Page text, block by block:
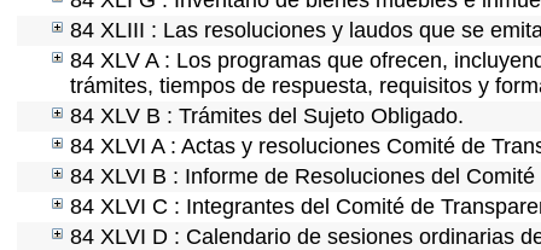
84 XLIII : Las resoluciones y laudos que se
84 XLV A : Los programas que ofrecen,
trámites, tiempos de respuesta, requisitos y
84 XLV B : Trámites del Sujeto Obligado.
84 XLVI A : Actas y resoluciones Comité de
84 XLVI B : Informe de Resoluciones del
84 XLVI C : Integrantes del Comité de
84 XLVI D : Calendario de sesiones ordinarias